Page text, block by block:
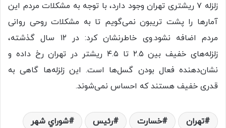
زلزله ۷ ریشتری تهران وجود دارد، با توجه به مشکلات مردم این
آمار‌ها را پشت تریبون نمی‌گویم تا به مشکلات روحی روانی
مردم اضافه نشود.وی خاطرنشان کرد: در ۱۲ سال گذشته،
زلزله‌های خفیف بین ۲.۵ تا ۴.۵ ریشتر در تهران رخ داده و
نشان‌دهنده فعال بودن گسل‌ها است. این زلزله‌ها گاهی به
قدری خفیف هستند که احساس نمی‌شوند.
تهران خسارت رئيس شوراي شهر